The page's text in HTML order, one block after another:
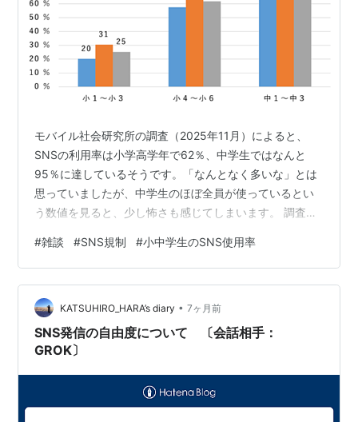
モバイル社会研究所の調査（2025年11月）によると、
SNSの利用率は小学高学年で62％、中学生ではなんと
95％に達しているそうです。「なんとなく多いな」とは
思っていましたが、中学生のほぼ全員が使っているとい
う数値を見ると、少し怖さも感じてしまいます。 調査・
過剰な承認欲求やネット依存、いじめ、詐欺、不適切な
情報の拡散など、挙げればきりがないほどの「負の側
面」があります。これらを、まだ成長過程にある10代の
子どもたちに「ネットリテラシー（知識や判断力）を持
って使いなさい」の一言で任せてしまうのは、少し酷な
気がします。 出典: NTTドコモ …
#雑談 #SNS規制 #小中学生のSNS使用率
KATSUHIRO_HARA’s diary • 7ヶ月前
SNS発信の自由度について 〔会話相手：
GROK〕